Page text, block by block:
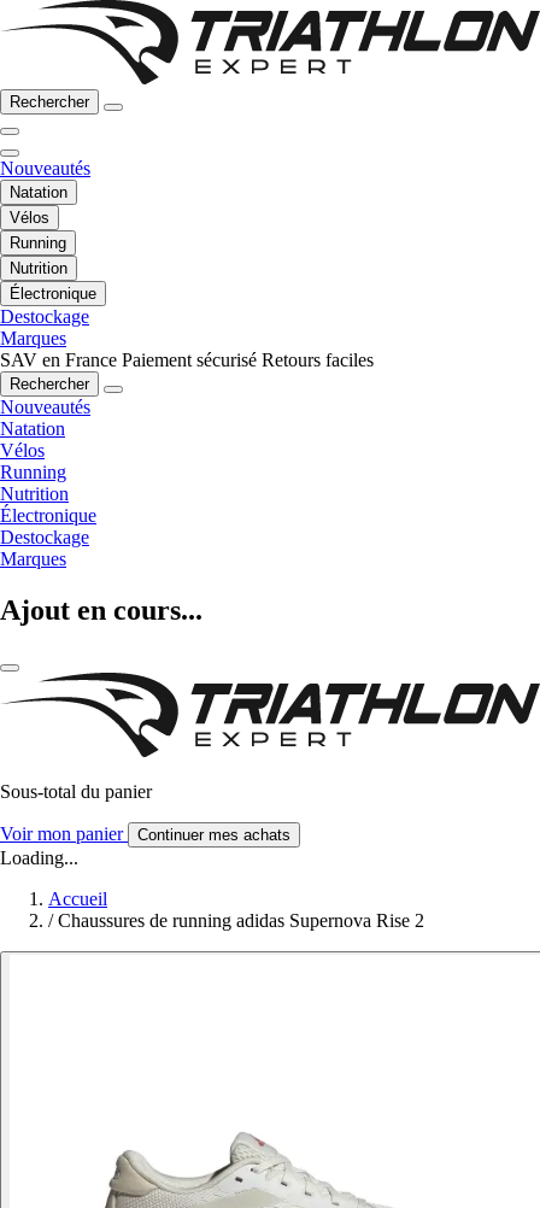
Rechercher
Nouveautés
Natation
Vélos
Running
Nutrition
Électronique
Destockage
Marques
SAV en France Paiement sécurisé Retours faciles
Rechercher
Nouveautés
Natation
Vélos
Running
Nutrition
Électronique
Destockage
Marques
Ajout en cours...
Sous-total du panier
Voir mon panier Continuer mes achats
Loading...
Accueil
/ Chaussures de running adidas Supernova Rise 2